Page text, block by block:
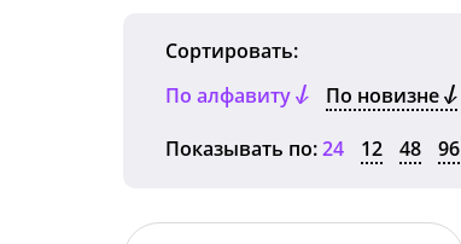
Сортировать:
По алфавиту
По новизне
Показывать по:24 12 48 96